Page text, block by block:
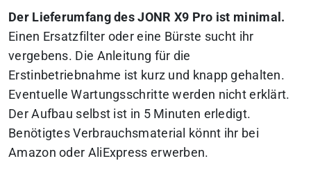
Der Lieferumfang des JONR X9 Pro ist minimal.
Einen Ersatzfilter oder eine Bürste sucht ihr
vergebens. Die Anleitung für die
Erstinbetriebnahme ist kurz und knapp gehalten.
Eventuelle Wartungsschritte werden nicht erklärt.
Der Aufbau selbst ist in 5 Minuten erledigt.
Benötigtes Verbrauchsmaterial könnt ihr bei
Amazon oder AliExpress erwerben.